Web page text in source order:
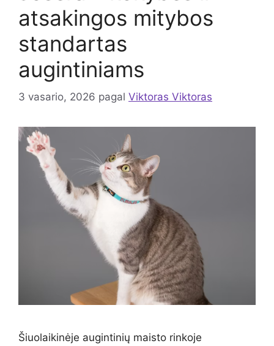
atsakingos mitybos
standartas
augintiniams
3 vasario, 2026 pagal Viktoras Viktoras
Šiuolaikinėje augintinių maisto rinkoje